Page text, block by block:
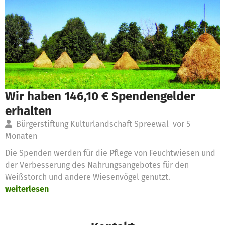
Wir haben 146,10 € Spendengelder
erhalten
Bürgerstiftung Kulturlandschaft Spreewal vor 5
Monaten
Die Spenden werden für die Pflege von Feuchtwiesen und
der Verbesserung des Nahrungsangebotes für den
Weißstorch und andere Wiesenvögel genutzt.
weiterlesen